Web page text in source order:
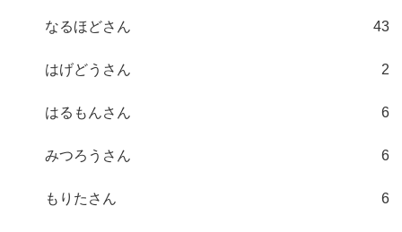
なるほどさん 43
はげどうさん 2
はるもんさん 6
みつろうさん 6
もりたさん 6